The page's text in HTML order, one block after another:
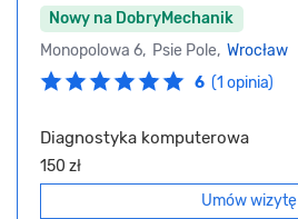
Nowy na DobryMechanik
Monopolowa 6, Psie Pole, Wrocław
6 (1 opinia)
Diagnostyka komputerowa
150 zł
Umów wizytę